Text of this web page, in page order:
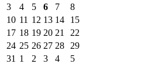
3
4 5 6 7 8
10 11 12 13 14 15
17 18 19 20 21 22
24 25 26 27 28 29
31 1 2 3 4 5